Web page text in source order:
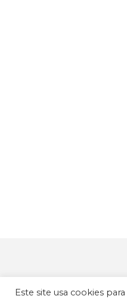
Este site usa cookies